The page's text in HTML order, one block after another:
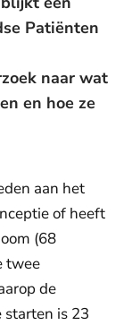
Patiënten
naar wat
en hoe ze
aan het
of heeft
(68
twee
de
is 23